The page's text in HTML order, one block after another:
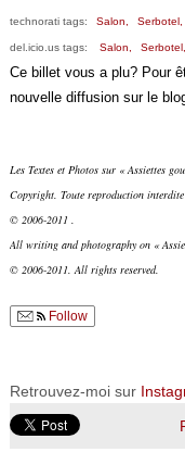
technorati tags: Salon, Serbotel,
del.icio.us tags: Salon, Serbotel,
Ce billet vous a plu? Pour
nouvelle diffusion sur le
Les Textes et Photos sur « Assiettes
Copyright. Toute reproduction interdite
© 2006-2011 .
All writing and photography on «
© 2006-2011. All rights reserved.
Follow
Retrouvez-moi sur